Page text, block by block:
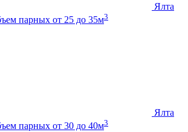
Ялта
парных от 25 до 35м3
Ялта
парных от 30 до 40м3